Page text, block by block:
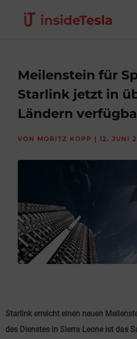
Meilenstein für
Starlink jetzt in
Ländern
VON MORITZ KOPP |12. JUNI
Starlink erreicht einen neuen
des Dienstes in Sierra Leone ist das